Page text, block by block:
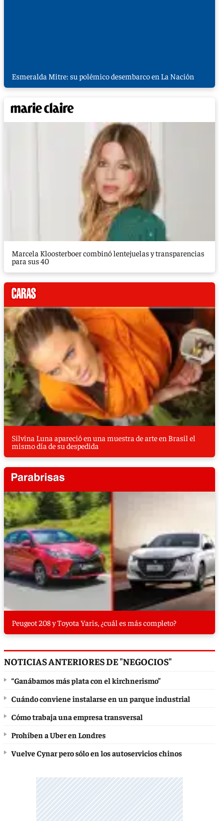
Esmeralda Mitre: su polémico desembarco en La Nación
Marcela Kloosterboer combinó lentejuelas y transparencias
para sus 40
Silvina Luna apareció en una muestra de arte en Brasil el
mismo día de su despedida
Peugeot 208 y Toyota Yaris, ¿cuál es más completo?
NOTICIAS ANTERIORES DE "NEGOCIOS"
“Ganábamos más plata con el kirchnerismo”
Cuándo conviene instalarse en un parque industrial
Cómo trabaja una empresa transversal
Prohíben a Uber en Londres
Vuelve Cynar pero sólo en los autoservicios chinos